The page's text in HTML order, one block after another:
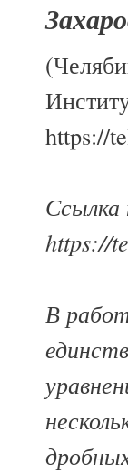
https://
Ссылка
https://
В